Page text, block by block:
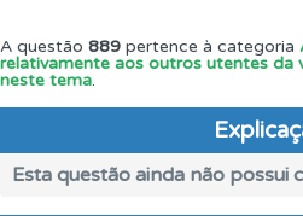
A questão 889 pertence à categoria
relativamente aos outros utentes da
neste tema.
Esta questão ainda não possui